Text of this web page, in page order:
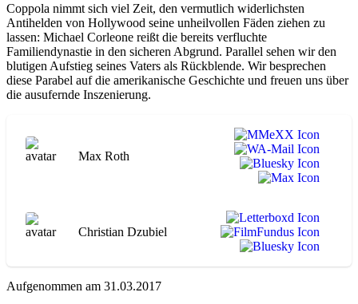
Coppola nimmt sich viel Zeit, den vermutlich widerlichsten
Antihelden von Hollywood seine unheilvollen Fäden ziehen zu
lassen: Michael Corleone reißt die bereits verfluchte
Familiendynastie in den sicheren Abgrund. Parallel sehen wir den
blutigen Aufstieg seines Vaters als Rückblende. Wir besprechen
diese Parabel auf die amerikanische Geschichte und freuen uns über
die ausufernde Inszenierung.
Max Roth
Christian Dzubiel
Aufgenommen am 31.03.2017